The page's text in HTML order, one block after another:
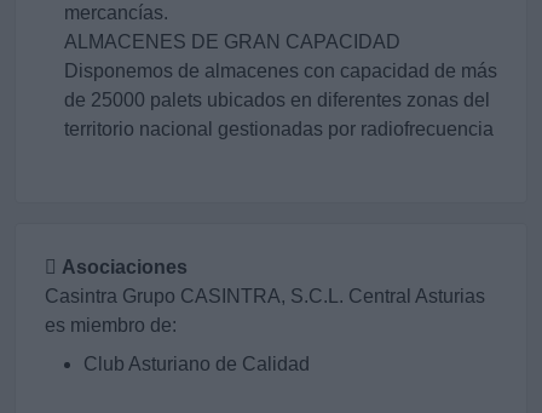
mercancías.
ALMACENES DE GRAN CAPACIDAD
Disponemos de almacenes con capacidad de más
de 25000 palets ubicados en diferentes zonas del
territorio nacional gestionadas por radiofrecuencia
Asociaciones
Casintra Grupo CASINTRA, S.C.L. Central Asturias
es miembro de:
Club Asturiano de Calidad